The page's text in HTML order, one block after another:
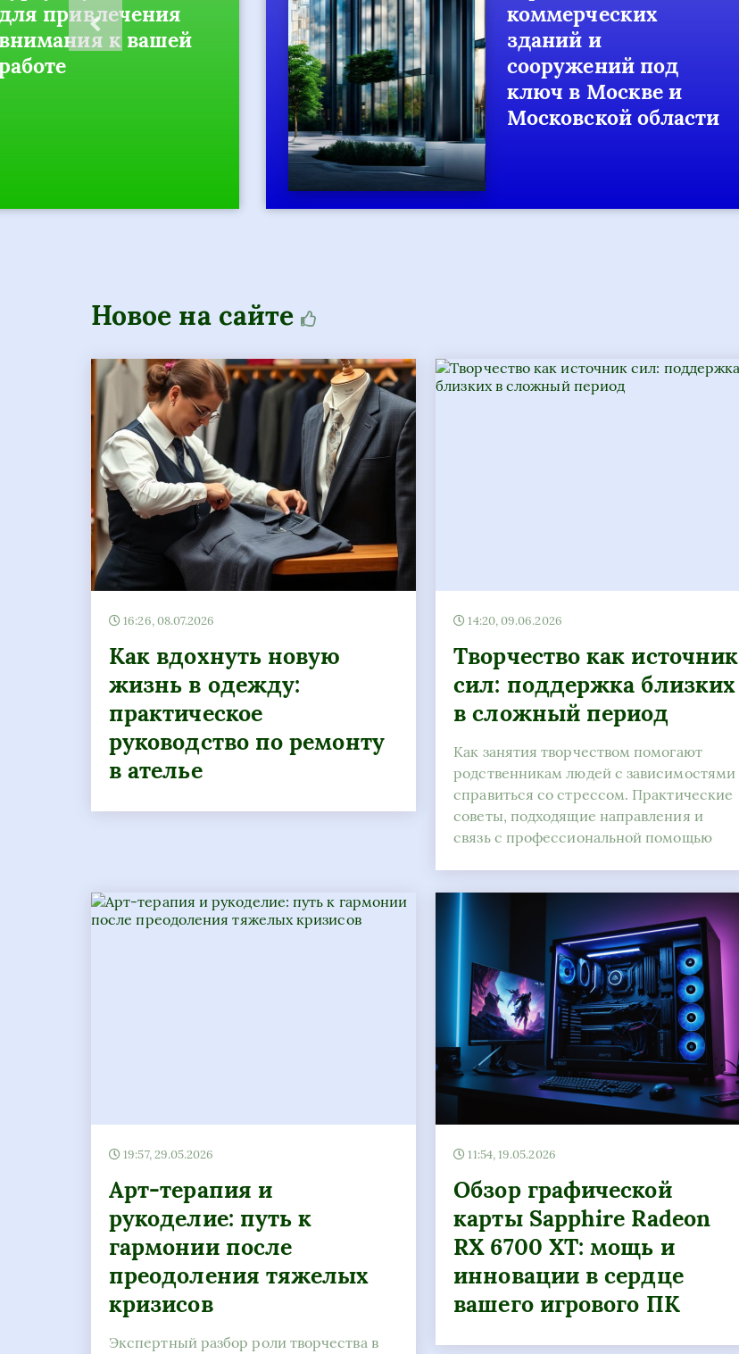
коммерческих
зданий и
сооружений под
ключ в Москве и
Московской области
Новое на сайте
16:26, 08.07.2026
Как вдохнуть новую
жизнь в одежду:
практическое
руководство по ремонту
в ателье
14:20, 09.06.2026
Творчество как источник
сил: поддержка близких
в сложный период
Как занятия творчеством помогают
родственникам людей с зависимостями
справиться со стрессом. Практические
советы, подходящие направления и
связь с профессиональной помощью
19:57, 29.05.2026
Арт-терапия и
рукоделие: путь к
гармонии после
преодоления тяжелых
кризисов
Экспертный разбор роли творчества в
11:54, 19.05.2026
Обзор графической
карты Sapphire Radeon
RX 6700 XT: мощь и
инновации в сердце
вашего игрового ПК